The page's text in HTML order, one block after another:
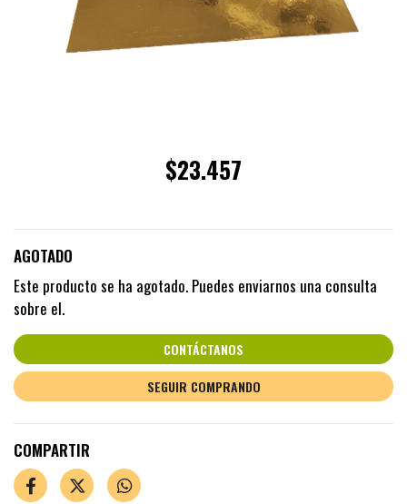
$23.457
AGOTADO
Este producto se ha agotado. Puedes enviarnos una consulta
sobre el.
CONTÁCTANOS
SEGUIR COMPRANDO
COMPARTIR